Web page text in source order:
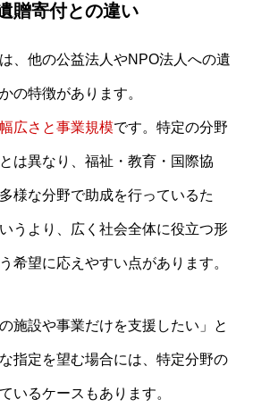
贈寄付との違い
、他の公益法人やNPO法人への遺
の特徴があります。
広さと事業規模です。特定の分野
は異なり、福祉・教育・国際協
様な分野で助成を行っているた
うより、広く社会全体に役立つ形
希望に応えやすい点があります。
施設や事業だけを支援したい」と
指定を望む場合には、特定分野の
いるケースもあります。